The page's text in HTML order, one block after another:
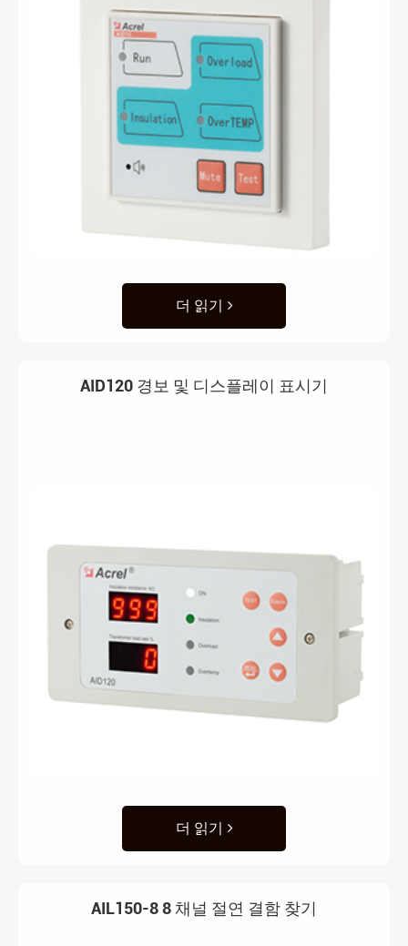
더 읽기
AID120 경보 및 디스플레이 표시기
더 읽기
AIL150-8 8 채널 절연 결함 찾기